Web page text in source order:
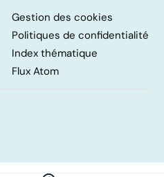
Gestion des cookies
Politiques de confidentialité
Index thématique
Flux Atom